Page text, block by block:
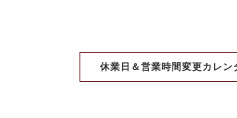
o
k
p
休業日＆営業時間変更カレン